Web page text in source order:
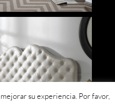
su experiencia. Por favor,